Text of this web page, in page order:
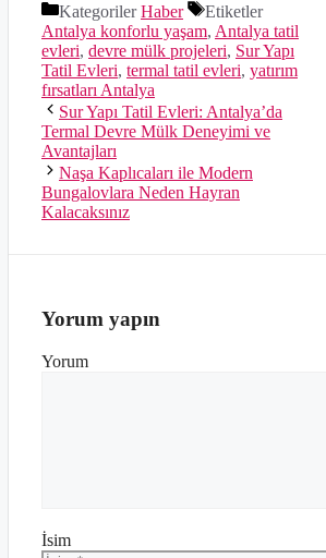
KategorilerHaber
Etiketler
Antalya konforlu yaşam, Antalya tatil
evleri, devre mülk projeleri, Sur Yapı
Tatil Evleri, termal tatil evleri, yatırım
fırsatları Antalya
Sur Yapı Tatil Evleri: Antalya’da
Termal Devre Mülk Deneyimi ve
Avantajları
Naşa Kaplıcaları ile Modern
Bungalovlara Neden Hayran
Kalacaksınız
Yorum yapın
Yorum
İsim